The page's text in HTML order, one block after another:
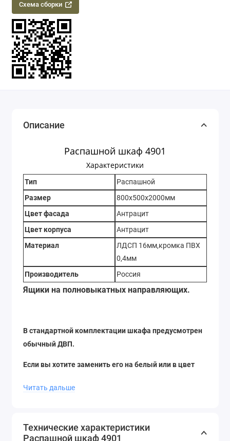
Схема сборки
Описание
Распашной шкаф 4901
Характеристики
Тип
Распашной
Размер
800х500х2000мм
Цвет фасада
Антрацит
Цвет корпуса
Антрацит
Материал
ЛДСП 16мм,кромка ПВХ
0,4мм
Производитель
Россия
Ящики на полновыкатных направляющих.
В стандартной комплектации шкафа предусмотрен
обычный ДВП.
Если вы хотите заменить его на белый или в цвет
+600р
Читать дальше
Технические характеристики
Распашной шкаф 4901